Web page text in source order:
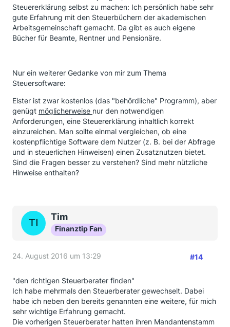
Steuererklärung selbst zu machen: Ich persönlich habe sehr
gute Erfahrung mit den Steuerbüchern der akademischen
Arbeitsgemeinschaft gemacht. Da gibt es auch eigene
Bücher für Beamte, Rentner und Pensionäre.
Nur ein weiterer Gedanke von mir zum Thema
Steuersoftware:
Elster ist zwar kostenlos (das "behördliche" Programm), aber
genügt möglicherweise nur den notwendigen
Anforderungen, eine Steuererklärung inhaltlich korrekt
einzureichen. Man sollte einmal vergleichen, ob eine
kostenpflichtige Software dem Nutzer (z. B. bei der Abfrage
und in steuerlichen Hinweisen) einen Zusatznutzen bietet.
Sind die Fragen besser zu verstehen? Sind mehr nützliche
Hinweise enthalten?
Tim
Finanztip Fan
24. August 2016 um 13:29 #14
"den richtigen Steuerberater finden"
Ich habe mehrmals den Steuerberater gewechselt. Dabei
habe ich neben den bereits genannten eine weitere, für mich
sehr wichtige Erfahrung gemacht.
Die vorherigen Steuerberater hatten ihren Mandantenstamm